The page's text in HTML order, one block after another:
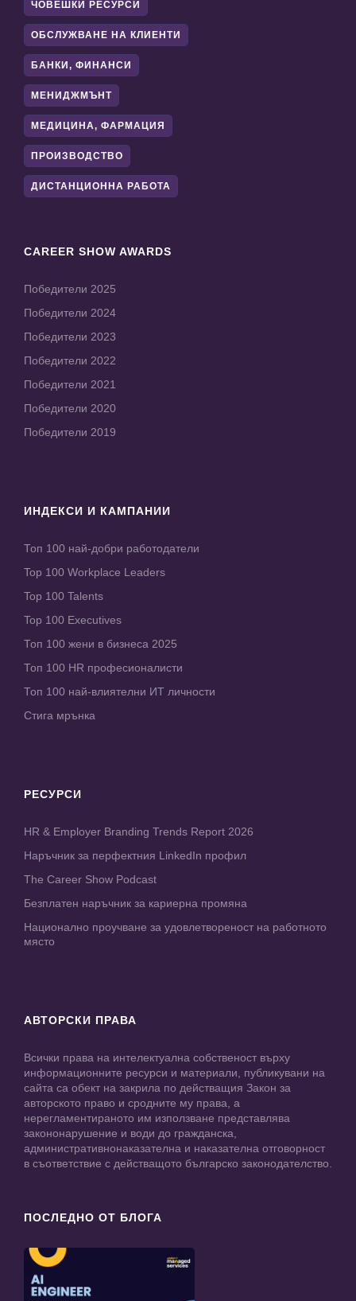
ЧОВЕШКИ РЕСУРСИ
ОБСЛУЖВАНЕ НА КЛИЕНТИ
БАНКИ, ФИНАНСИ
МЕНИДЖМЪНТ
МЕДИЦИНА, ФАРМАЦИЯ
ПРОИЗВОДСТВО
ДИСТАНЦИОННА РАБОТА
CAREER SHOW AWARDS
Победители 2025
Победители 2024
Победители 2023
Победители 2022
Победители 2021
Победители 2020
Победители 2019
ИНДЕКСИ И КАМПАНИИ
Топ 100 най-добри работодатели
Top 100 Workplace Leaders
Top 100 Talents
Top 100 Executives
Топ 100 жени в бизнеса 2025
Топ 100 HR професионалисти
Топ 100 най-влиятелни ИТ личности
Стига мрънка
РЕСУРСИ
HR & Employer Branding Trends Report 2026
Наръчник за перфектния LinkedIn профил
The Career Show Podcast
Безплатен наръчник за кариерна промяна
Национално проучване за удовлетвореност на работното
място
АВТОРСКИ ПРАВА
Всички права на интелектуална собственост върху
информационните ресурси и материали, публикувани на
сайта са обект на закрила по действащия Закон за
авторското право и сродните му права, а
нерегламентираното им използване представлява
закононарушение и води до гражданска,
административнонаказателна и наказателна отговорност
в съответствие с действащото българско законодателство.
ПОСЛЕДНО ОТ БЛОГА